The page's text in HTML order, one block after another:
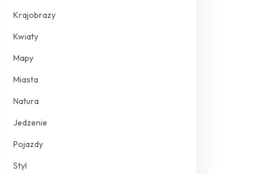
Krajobrazy
Kwiaty
Mapy
Miasta
Natura
Jedzenie
Pojazdy
Styl